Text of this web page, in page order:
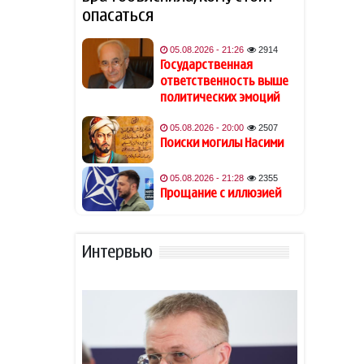
возлюбленного
19:48
Джаред Лето лишился роли
в фильме на фоне
обвинений в насилии
19:40
Обнаружены признаки
существования древних
океанов на Венере
19:34
Из-за атак хуситов погибли
не менее 45 военных ВС
19:28
Гави покрасил волосы в
В Астаре изъяли 18 кг
наркотиков
- ВИДЕО
опасаться
05.08.2026 - 21:26 2914
Государственная
ответственность выше
политических эмоций
05.08.2026 - 20:00 2507
Поиски могилы Насими
05.08.2026 - 21:28 2355
Прощание с иллюзией
Интервью